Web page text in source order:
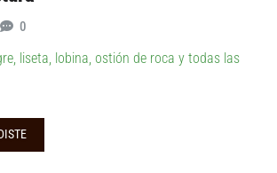
0
liseta, lobina, ostión de roca y todas las